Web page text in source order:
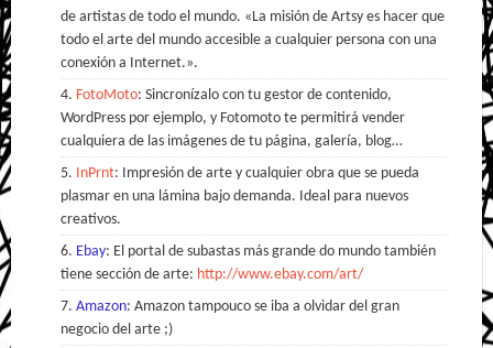
de artistas de todo el mundo. «La misión de Artsy es hacer que
todo el arte del mundo accesible a cualquier persona con una
conexión a Internet.».
FotoMoto: Sincronízalo con tu gestor de contenido,
WordPress por ejemplo, y Fotomoto te permitirá vender
cualquiera de las imágenes de tu página, galería, blog…
InPrnt: Impresión de arte y cualquier obra que se pueda
plasmar en una lámina bajo demanda. Ideal para nuevos
creativos.
Ebay: El portal de subastas más grande do mundo también
tiene sección de arte: http://www.ebay.com/art/
Amazon: Amazon tampouco se iba a olvidar del gran
negocio del arte ;)